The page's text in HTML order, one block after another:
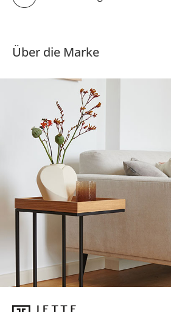
Über die Marke